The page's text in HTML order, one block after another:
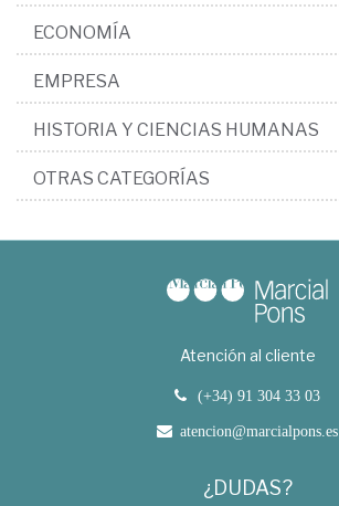
ECONOMÍA
EMPRESA
HISTORIA Y CIENCIAS HUMANAS
OTRAS CATEGORÍAS
Atención al cliente
(+34) 91 304 33 03
atencion@marcialpons.es
¿DUDAS?